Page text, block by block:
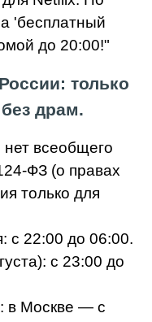
'бесплатный
до 20:00!"
только
драм.
всеобщего
ФЗ (о правах
только для
с 22:00 до 06:00.
с 23:00 до
в Москве — с